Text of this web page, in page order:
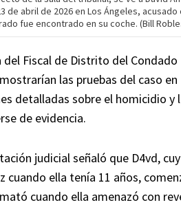
de abril de 2026 en Los Ángeles,
fue encontrado en su coche. (Bill
del Fiscal de Distrito del
las pruebas del caso
detalladas sobre el homicidio
de evidencia.
judicial señaló que D4vd,
cuando ella tenía 11 años,
cuando ella amenazó con